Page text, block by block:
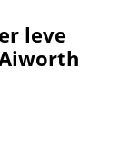
leve